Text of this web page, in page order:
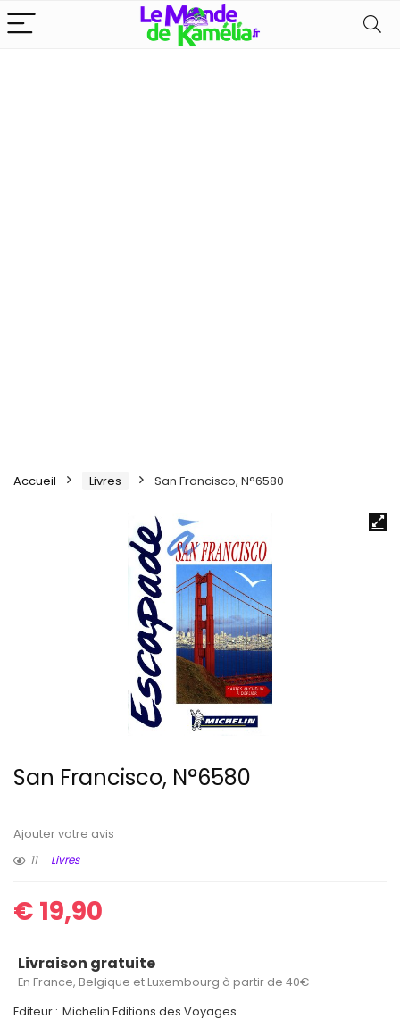
Accueil Livres San Francisco, N°6580
San Francisco, N°6580
Ajouter votre avis
11
Livres
€ 19,90
Livraison gratuite
En France, Belgique et Luxembourg à partir de 40€
Editeur : Michelin Editions des Voyages